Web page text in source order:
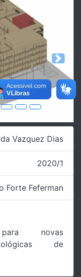
Next
Vazquez Dias
2020/1
Forte Feferman
novas
de